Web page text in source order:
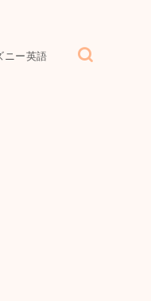
ニー英語